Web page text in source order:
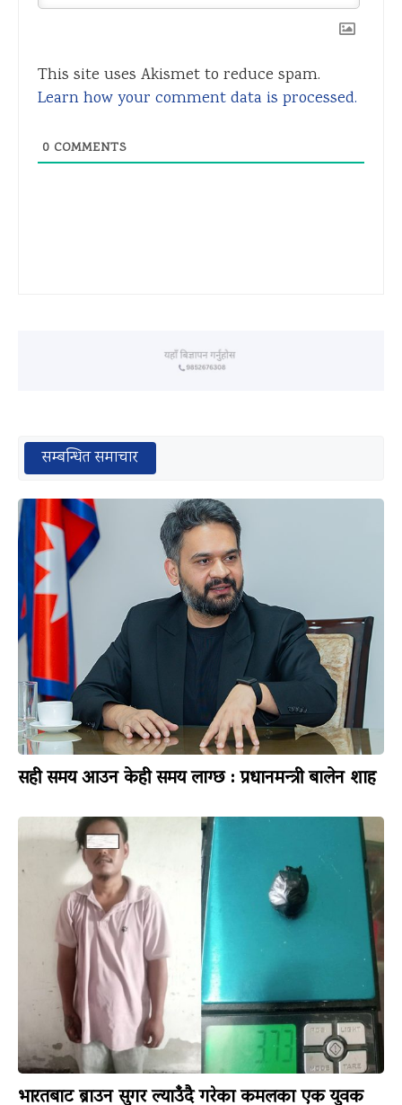
This site uses Akismet to reduce spam.
Learn how your comment data is processed.
0 COMMENTS
सम्बन्धित समाचार
सही समय आउन केही समय लाग्छ : प्रधानमन्त्री बालेन शाह
भारतबाट ब्राउन सुगर ल्याउँदै गरेका कमलका एक युवक